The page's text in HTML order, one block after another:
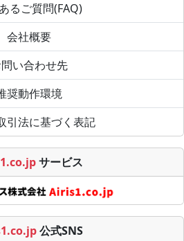
るご質問(FAQ)
会社概要
い合わせ先
奨動作環境
引法に基づく表記
サービス
公式SNS